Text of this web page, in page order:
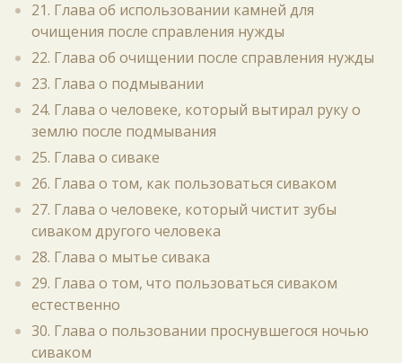
21. Глава об использовании камней для
очищения после справления нужды
22. Глава об очищении после справления нужды
23. Глава о подмывании
24. Глава о человеке, который вытирал руку о
землю после подмывания
25. Глава о сиваке
26. Глава о том, как пользоваться сиваком
27. Глава о человеке, который чистит зубы
сиваком другого человека
28. Глава о мытье сивака
29. Глава о том, что пользоваться сиваком
естественно
30. Глава о пользовании проснувшегося ночью
сиваком